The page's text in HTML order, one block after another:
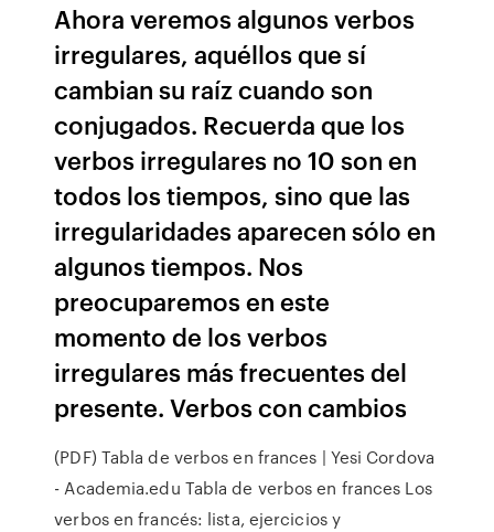
Ahora veremos algunos verbos
irregulares, aquéllos que sí
cambian su raíz cuando son
conjugados. Recuerda que los
verbos irregulares no 10 son en
todos los tiempos, sino que las
irregularidades aparecen sólo en
algunos tiempos. Nos
preocuparemos en este
momento de los verbos
irregulares más frecuentes del
presente. Verbos con cambios
(PDF) Tabla de verbos en frances | Yesi Cordova
- Academia.edu Tabla de verbos en frances Los
verbos en francés: lista, ejercicios y